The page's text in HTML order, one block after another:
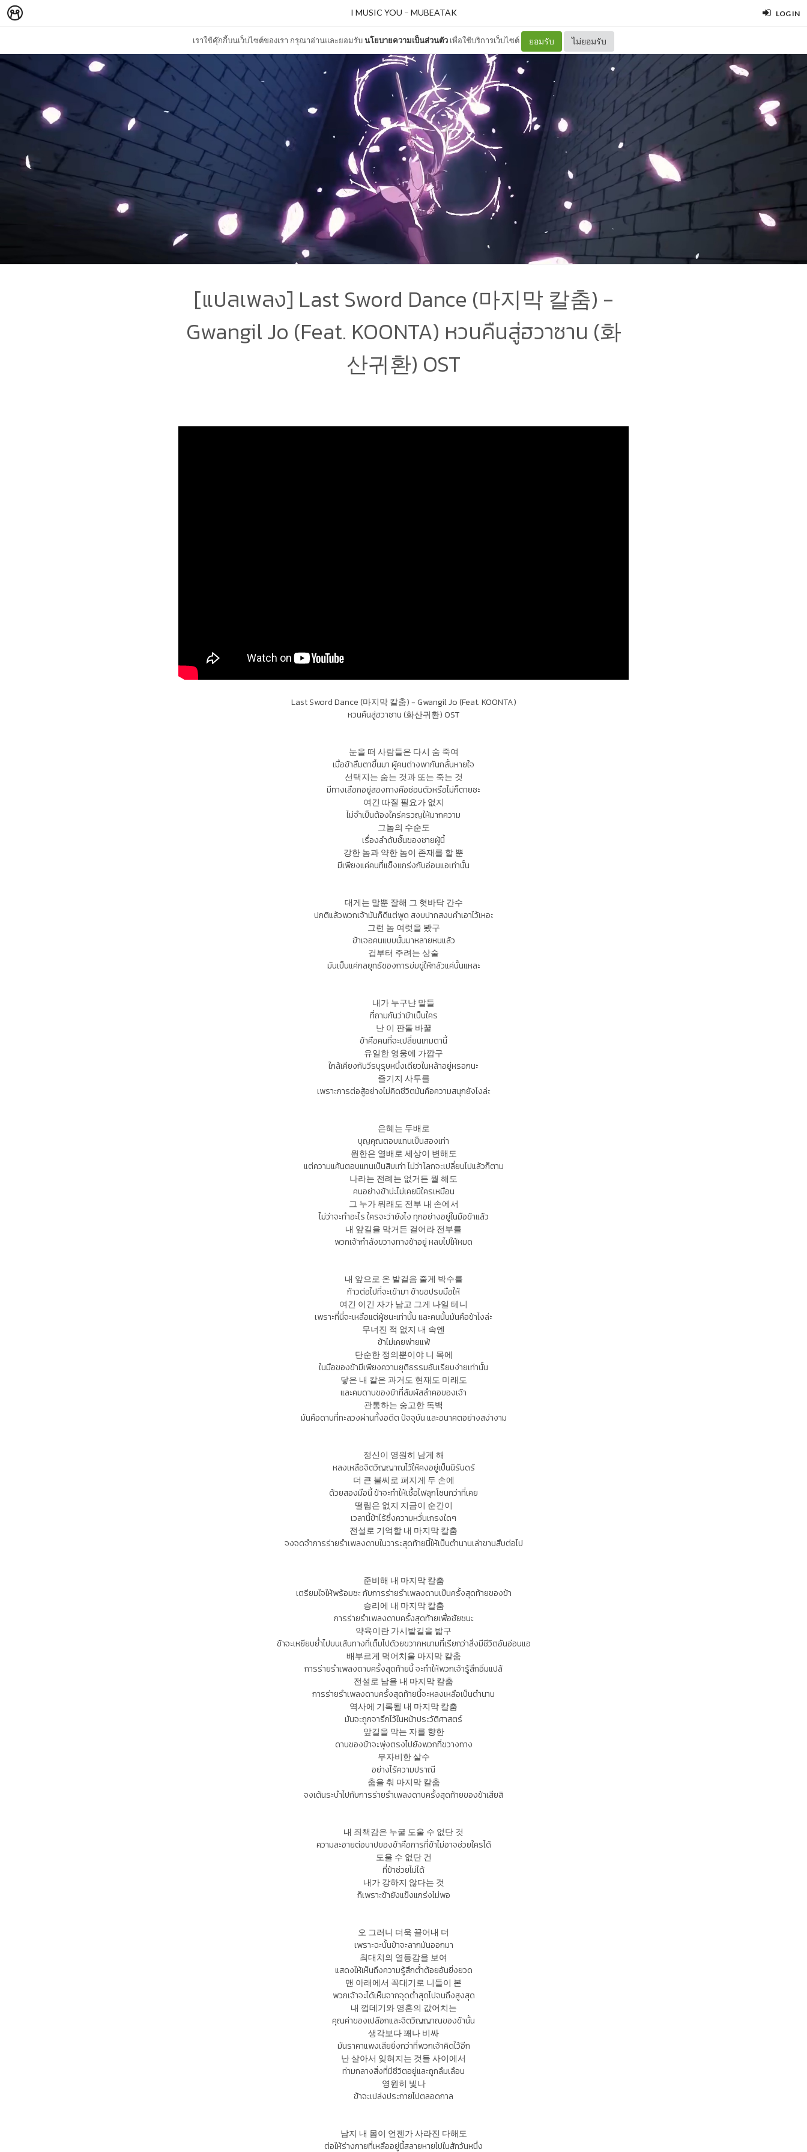
LOG IN
เราใช้คุ๊กกี้บนเว็บไซต์ของเรา กรุณาอ่านและยอมรับนโยบายความเป็นส่วนตัว เพื่อใช้บริการเว็บไซต์ ยอมรับ ไม่ยอมรับ
I MUSIC YOU – MUBEATAK
[แปลเพลง] Last Sword Dance (마지막 칼춤) -
Gwangil Jo (Feat. KOONTA) หวนคืนสู่ฮวาซาน (화
산귀환) OST
Last Sword Dance (마지막 칼춤) - Gwangil Jo (Feat. KOONTA)
หวนคืนสู่ฮวาซาน (화산귀환) OST
눈을 떠 사람들은 다시 숨 죽여
เมื่อข้าลืมตาขึ้นมา ผู้คนต่างพากันกลั้นหายใจ
선택지는 숨는 것과 또는 죽는 것
มีทางเลือกอยู่สองทางคือซ่อนตัวหรือไม่ก็ตายซะ
여긴 따질 필요가 없지
ไม่จำเป็นต้องใคร่ครวญให้มากความ
그놈의 수순도
เรื่องลำดับช้ันของชายผู้นี้
강한 놈과 약한 놈이 존재를 할 뿐
มีเพียงแค่คนที่แข็งแกร่งกับอ่อนแอเท่านั้น
대게는 말뿐 잘해 그 혓바닥 간수
ปกติแล้วพวกเจ้ามันก็ดีแต่พูด สงบปากสงบคำเอาไว้เหอะ
그런 놈 여럿을 봤구
ข้าเจอคนแบบนั้นมาหลายหนแล้ว
겁부터 주려는 상술
มันเป็นแค่กลยุทธ์ของการข่มขู่ให้กลัวแค่นั้นแหละ
내가 누구냔 말들
ที่ถามกันว่าข้าเป็นใคร
난 이 판돌 바꿀
ข้าคือคนที่จะเปลี่ยนเกมตานี้
유일한 영웅에 가깝구
ใกล้เคียงกับวีรบุรุษหนึ่งเดียวในหล้าอยู่หรอกนะ
즐기지 사투를
เพราะการต่อสู้อย่างไม่คิดชีวิตมันคือความสนุกยังไงล่ะ
은혜는 두배로
บุญคุณตอบแทนเป็นสองเท่า
원한은 열배로 세상이 변해도
แต่ความแค้นตอบแทนเป็นสิบเท่า ไม่ว่าโลกจะเปลี่ยนไปแล้วก็ตาม
나라는 전례는 없거든 뭘 해도
คนอย่างข้าน่ะไม่เคยมีใครเหมือน
그 누가 뭐래도 전부 내 손에서
ไม่ว่าจะทำอะไร ใครจะว่ายังไง ทุกอย่างอยู่ในมือข้าแล้ว
내 앞길을 막거든 걸어라 전부를
พวกเจ้ากำลังขวางทางข้าอยู่ หลบไปให้หมด
내 앞으로 온 발걸음 줄게 박수를
ก้าวต่อไปที่จะเข้ามา ข้าขอปรบมือให้
여긴 이긴 자가 남고 그게 나일 테니
เพราะที่นี่จะเหลือแต่ผู้ชนะเท่านั้น และคนนั้นมันคือข้าไงล่ะ
무너진 적 없지 내 속엔
ข้าไม่เคยพ่ายแพ้
단순한 정의뿐이야 니 목에
ในมือของข้ามีเพียงความยุติธรรมอันเรียบง่ายเท่านั้น
닿은 내 칼은 과거도 현재도 미래도
และคมดาบของข้าที่สัมผัสลำคอของเจ้า
관통하는 숭고한 독백
มันคือดาบที่ทะลวงผ่านทั้งอดีต ปัจจุบัน และอนาคตอย่างสง่างาม
정신이 영원히 남게 해
หลงเหลือจิตวิญญาณไว้ให้คงอยู่เป็นนิรันดร์
더 큰 불씨로 퍼지게 두 손에
ด้วยสองมือนี้ ข้าจะทำให้เชื้อไฟลุกโชนกว่าที่เคย
떨림은 없지 지금이 순간이
เวลานี้ข้าไร้ซึ่งความหวั่นเกรงใดๆ
전설로 기억할 내 마지막 칼춤
จงจดจำการร่ายรำเพลงดาบในวาระสุดท้ายนี้ให้เป็นตำนานเล่าขานสืบต่อไป
준비해 내 마지막 칼춤
เตรียมใจให้พร้อมซะ กับการร่ายรำเพลงดาบเป็นครั้งสุดท้ายของข้า
승리에 내 마지막 칼춤
การร่ายรำเพลงดาบครั้งสุดท้ายเพื่อชัยชนะ
약육이란 가시밭길을 밟구
ข้าจะเหยียบย่ำไปบนเส้นทางที่เต็มไปด้วยขวากหนามที่เรียกว่าสิ่งมีชีวิตอันอ่อนแอ
배부르게 먹어치울 마지막 칼춤
การร่ายรำเพลงดาบครั้งสุดท้ายนี้ จะทำให้พวกเจ้ารู้สึกอิ่มแปล้
전설로 남을 내 마지막 칼춤
การร่ายรำเพลงดาบครั้งสุดท้ายนี้จะหลงเหลือเป็นตำนาน
역사에 기록될 내 마지막 칼춤
มันจะถูกจารึกไว้ในหน้าประวัติศาสตร์
앞길을 막는 자를 향한
ดาบของข้าจะพุ่งตรงไปยังพวกที่ขวางทาง
무자비한 살수
อย่างไร้ความปราณี
춤을 춰 마지막 칼춤
จงเต้นระบำไปกับการร่ายรำเพลงดาบครั้งสุดท้ายของข้าเสียสิ
내 죄책감은 누굴 도울 수 없단 것
ความละอายต่อบาปของข้าคือการที่ข้าไม่อาจช่วยใครได้
도울 수 없단 건
ที่ข้าช่วยไม่ได้
내가 강하지 않다는 것
ก็เพราะข้ายังแข็งแกร่งไม่พอ
오 그러니 더욱 끌어내 더
เพราะฉะนั้นข้าจะลากมันออกมา
최대치의 열등감을 보여
แสดงให้เห็นถึงความรู้สึกต่ำต้อยอันยิ่งยวด
맨 아래에서 꼭대기로 니들이 본
พวกเจ้าจะได้เห็นจากจุดต่ำสุดไปจนถึงสูงสุด
내 껍데기와 영혼의 값어치는
คุณค่าของเปลือกและจิตวิญญาณของข้านั้น
생각보다 꽤나 비싸
มันราคาแพงเสียยิ่งกว่าที่พวกเจ้าคิดไว้อีก
난 살아서 잊혀지는 것들 사이에서
ท่ามกลางสิ่งที่มีชีวิตอยู่และถูกลืมเลือน
영원히 빛나
ข้าจะเปล่งประกายไปตลอดกาล
남지 내 몸이 언젠가 사라진 다해도
ต่อให้ร่างกายที่เหลืออยู่นี้สลายหายไปในสักวันหนึ่ง